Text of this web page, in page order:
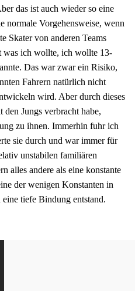
das ist auch wieder so eine
normale Vorgehensweise, wenn
Skater von anderen Teams
was ich wollte, ich wollte 13-
Das war zwar ein Risiko,
Fahrern natürlich nicht
wird. Aber durch dieses
Jungs verbracht habe,
zu ihnen. Immerhin fuhr ich
sie durch und war immer für
unstabilen familiären
alles andere als eine konstante
der wenigen Konstanten in
tiefe Bindung entstand.